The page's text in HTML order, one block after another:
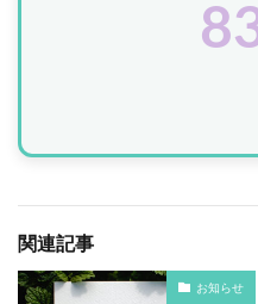
関連記事
お知らせ